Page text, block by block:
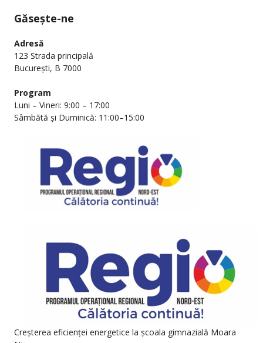
Găsește-ne
Adresă
123 Strada principală
București, B 7000
Program
Luni – Vineri: 9:00 – 17:00
Sâmbătă și Duminică: 11:00–15:00
Creșterea eficienței energetice la școala gimnazială Moara